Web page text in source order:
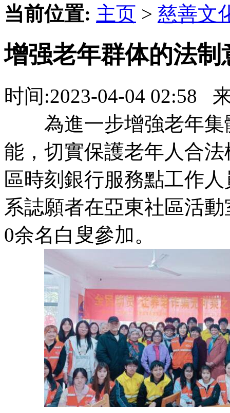
当前位置: 主页 > 慈善文
增强老年群体的法
时间:2023-04-04 02:58
為進一步增強老年集
能，切實保護老年人合
區時刻銀行服務點工作
系誌願者在亞東社區活
0余名白叟參加。